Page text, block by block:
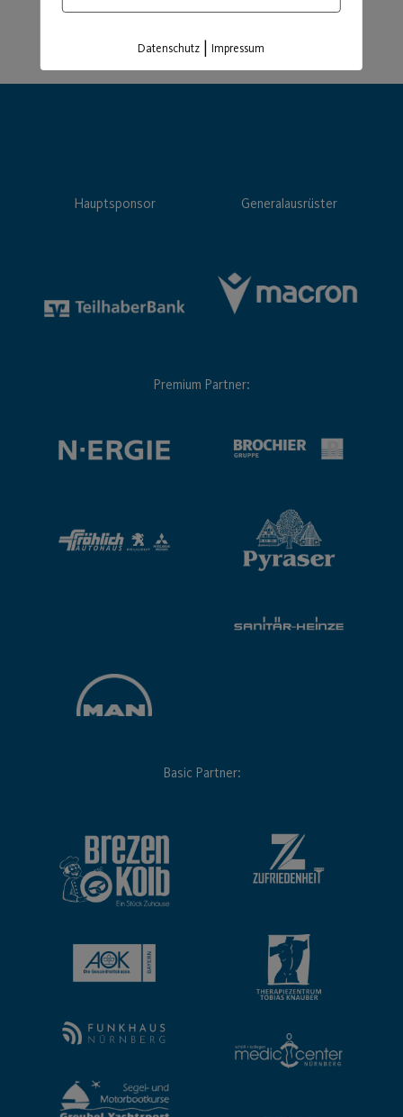
Hauptsponsor Generalausrüster
Premium Partner:
Basic Partner:
Datenschutz |Impressum